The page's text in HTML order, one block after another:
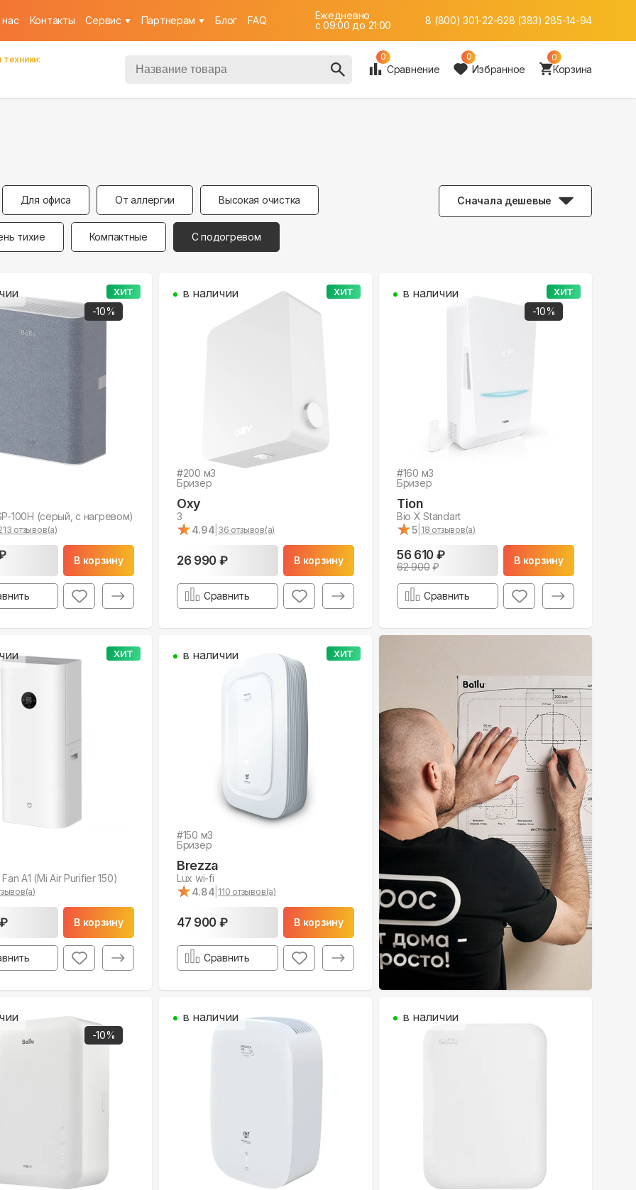
Контакты Cервис Партнерам Блог FAQ
Ежедневно
c 09:00 до 21:00
8 (800) 301-22-628 (383) 285-14-94
0
Сравнение
0
Избранное
0
Корзина
Для офиса От аллергии Высокая очистка
тихие Компактные С подогревом
Сначала дешевые
ХИТ
-10%
100H (серый, с нагревом)
отзывов(а)
В корзину
ХИТ
#200 м3
Бризер
Oxy
3
★
★4.94 36 отзывов(а)
26 990 ₽ В корзину
в наличии
Сравнить
ХИТ
-10%
#160 м3
Бризер
Tion
Bio X Standart
★
★5 18 отзывов(а)
56 610 ₽
62 900₽
В корзину
в наличии
Сравнить
ХИТ
A1 (Mi Air Purifier 150)
В корзину
ХИТ
#150 м3
Бризер
Brezza
Lux wi-fi
★
★4.84 110 отзывов(а)
47 900 ₽ В корзину
в наличии
Сравнить
-10%
в наличии в наличии